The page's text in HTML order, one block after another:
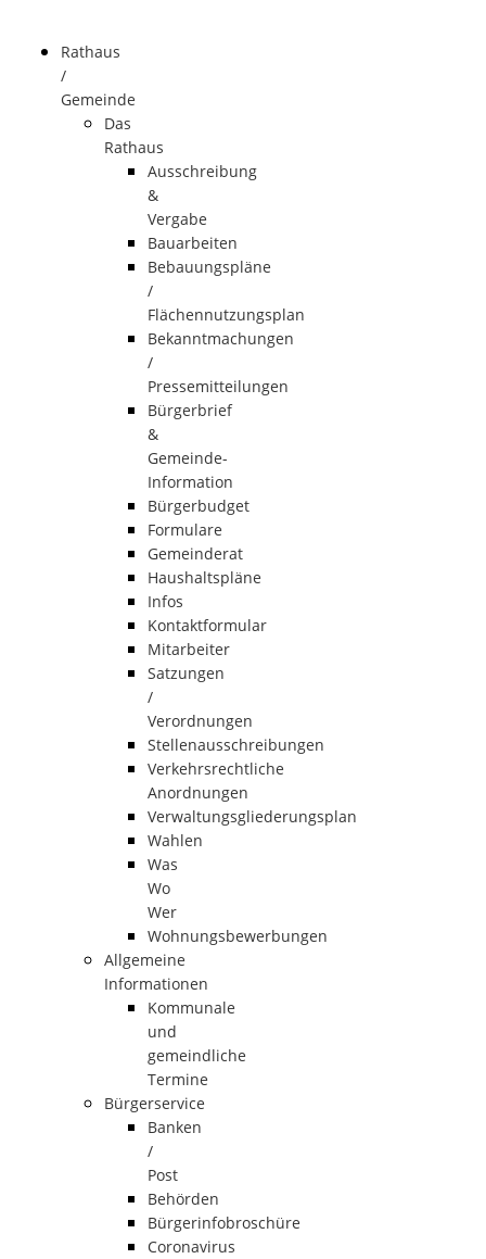
Rathaus
/
Gemeinde
Das
Rathaus
Ausschreibung
&
Vergabe
Bauarbeiten
Bebauungspläne
/
Flächennutzungsplan
Bekanntmachungen
/
Pressemitteilungen
Bürgerbrief
&
Gemeinde-
Information
Bürgerbudget
Formulare
Gemeinderat
Haushaltspläne
Infos
Kontaktformular
Mitarbeiter
Satzungen
/
Verordnungen
Stellenausschreibungen
Verkehrsrechtliche
Anordnungen
Verwaltungsgliederungsplan
Wahlen
Was
Wo
Wer
Wohnungsbewerbungen
Allgemeine
Informationen
Kommunale
und
gemeindliche
Termine
Bürgerservice
Banken
/
Post
Behörden
Bürgerinfobroschüre
Coronavirus